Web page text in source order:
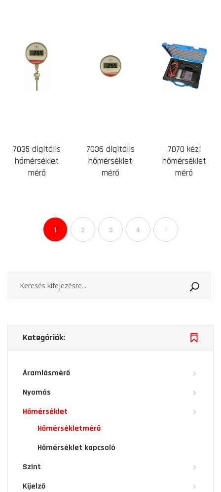
7035 digitális
hőmérséklet
mérő
7036 digitális
hőmérséklet
mérő
7070 kézi
hőmérséklet
mérő
1 2 3 4
Kategóriák:
Áramlásmérő
Nyomás
Hőmérséklet
Hőmérsékletmérő
Hőmérséklet kapcsoló
Szint
Kijelző